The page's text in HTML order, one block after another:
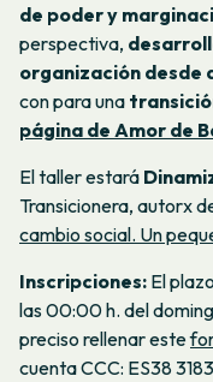
de poder y
perspectiva,
organización desde
con para una
página de Amor de
El taller estará
Transicionera, autorx
cambio social. Un
Inscripciones: El
las 00:00 h. del
preciso rellenar este
cuenta CCC: ES38